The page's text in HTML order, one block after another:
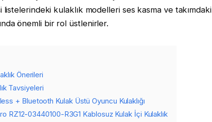
kulaklık modelleri ses kasma ve takımdaki
önemli bir rol üstlenirler.
Önerileri
Tavsiyeleri
+ Bluetooth Kulak Üstü Oyuncu Kulaklığı
RZ12-03440100-R3G1 Kablosuz Kulak İçi Kulaklık